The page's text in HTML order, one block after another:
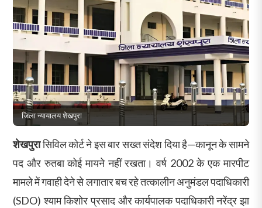
जिला न्यायालय शेखपुरा
शेखपुरासिविल कोर्ट ने इस बार सख्त संदेश दिया है—कानून के सामने
पद और रुतबा कोई मायने नहीं रखता। वर्ष 2002 के एक मारपीट
मामले में गवाही देने से लगातार बच रहे तत्कालीन अनुमंडल पदाधिकारी
(SDO) श्याम किशोर प्रसाद और कार्यपालक पदाधिकारी नरेंद्र झा